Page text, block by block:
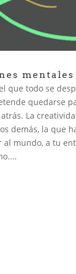
mentales
que todo se
quedarse
La
demás, la que
al mundo, a tu